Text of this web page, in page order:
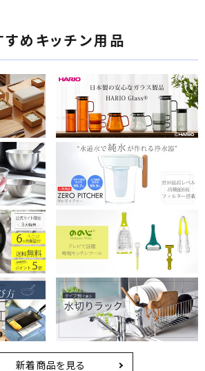
すめキッチン用品
新着商品を見る